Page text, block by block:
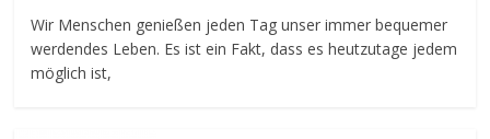
Wir Menschen genießen jeden Tag unser immer bequemer
werdendes Leben. Es ist ein Fakt, dass es heutzutage jedem
möglich ist,